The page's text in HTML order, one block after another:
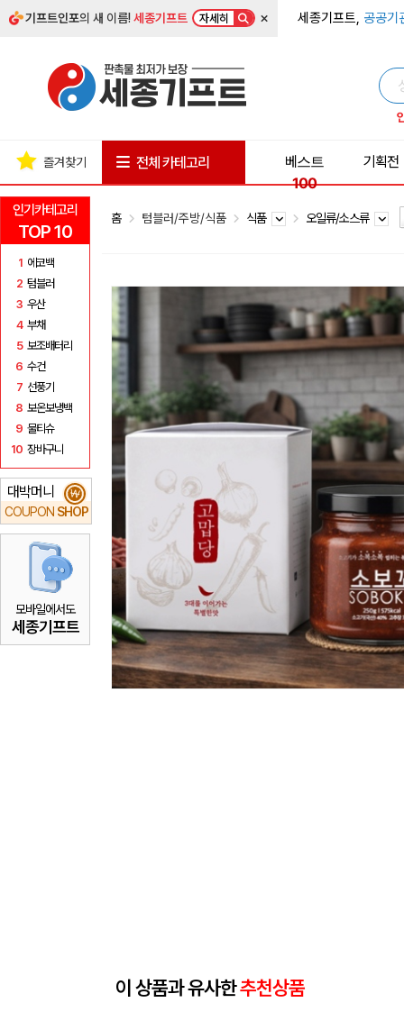
기프트인포의 새 이름!세종기프트 자세히 × 세종기프트, 공공기
인기카테고리
TOP 10
1 에코백
2 텀블러
3 우산
4 부채
5 보조배터리
6 수건
7 선풍기
8 보온보냉백
9 물티슈
10 장바구니
대박머니
COUPON SHOP
₩
모바일에서도
세종기프트
즐겨찾기 전체 카테고리
베스트
100
기획전
홈 텀블러/주방/식품 식품 오일류/소스류
이 상품과 유사한추천상품